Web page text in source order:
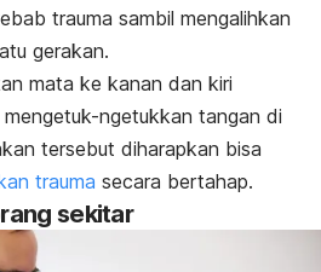
trauma sambil mengalihkan
gerakan.
mata ke kanan dan kiri
ngetukkan tangan di
tersebut diharapkan bisa
trauma secara bertahap.
sekitar